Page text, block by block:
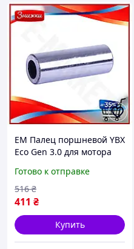
EM Палец поршневой YBX
Eco Gen 3.0 для мотора
двигателя поршень для
бензинового мото MAR_K
Готово к отправке
411 ₴
516 ₴
Купить